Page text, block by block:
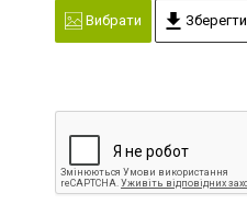
Вибрати
Зберегти